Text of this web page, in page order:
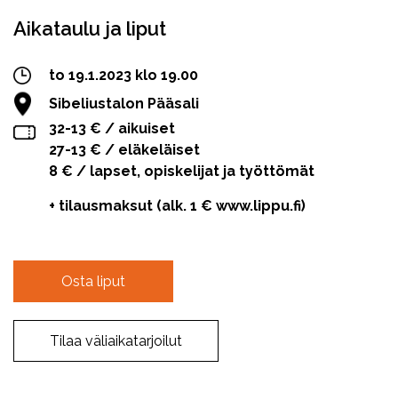
Aikataulu ja liput
to 19.1.2023 klo 19.00
Sibeliustalon Pääsali
32-13 € / aikuiset
27-13 € / eläkeläiset
8 € / lapset, opiskelijat ja työttömät
+ tilausmaksut (alk. 1 € www.lippu.fi)
Osta liput
Tilaa väliaikatarjoilut